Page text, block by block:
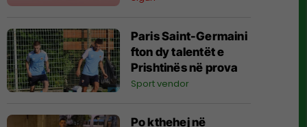
Paris Saint-Germaini
fton dy talentët e
Prishtinës në prova
Sport vendor
Po kthehej në